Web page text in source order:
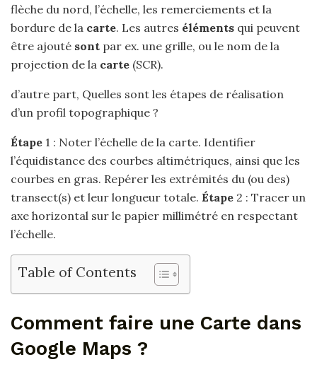
flèche du nord, l’échelle, les remerciements et la
bordure de la carte. Les autres éléments qui peuvent
être ajouté sont par ex. une grille, ou le nom de la
projection de la carte (SCR).
d’autre part, Quelles sont les étapes de réalisation
d’un profil topographique ?
Étape 1 : Noter l’échelle de la carte. Identifier
l’équidistance des courbes altimétriques, ainsi que les
courbes en gras. Repérer les extrémités du (ou des)
transect(s) et leur longueur totale. Étape 2 : Tracer un
axe horizontal sur le papier millimétré en respectant
l’échelle.
Table of Contents
Comment faire une Carte dans
Google Maps ?